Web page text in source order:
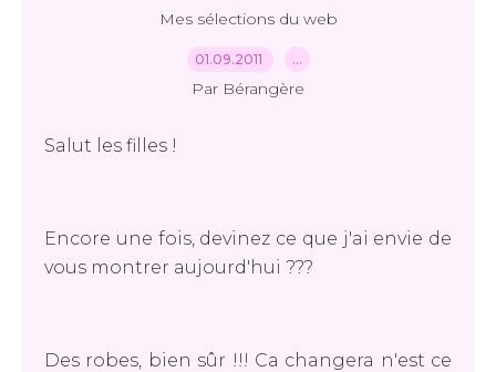
Mes sélections du web
01.09.2011 …
Par Bérangère
Salut les filles !
Encore une fois, devinez ce que j'ai envie de
vous montrer aujourd'hui ???
Des robes, bien sûr !!! Ca changera n'est ce